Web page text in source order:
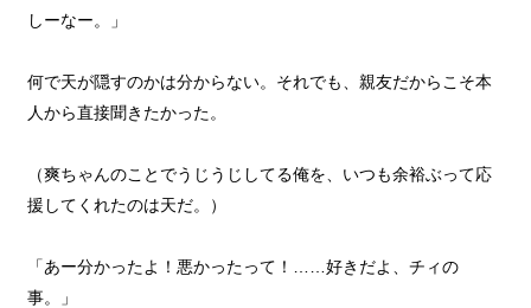
しーなー。」
何で天が隠すのかは分からない。それでも、親友だからこそ本
人から直接聞きたかった。
（爽ちゃんのことでうじうじしてる俺を、いつも余裕ぶって応
援してくれたのは天だ。）
「あー分かったよ！悪かったって！……好きだよ、チィの
事。」